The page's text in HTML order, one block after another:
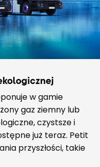
w gamie
gaz ziemny lub
czystsze i
już teraz. Petit
przyszłości, takie